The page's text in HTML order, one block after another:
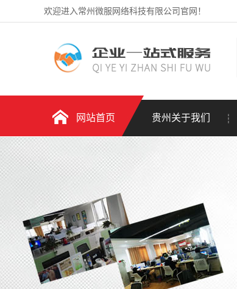
欢迎进入常州微服网络科技有限公司官网！
网站首页 贵州关于我们